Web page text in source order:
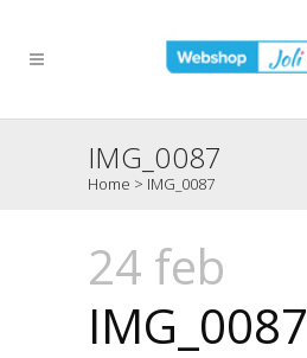
IMG_0087
Home > IMG_0087
24 feb
IMG_0087